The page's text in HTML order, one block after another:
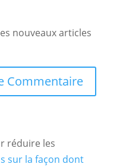
nouveaux articles
réduire les
sur la façon dont